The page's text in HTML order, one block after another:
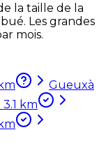
la taille de la
Les grandes
mois.
km Gueuxà
3.1 km